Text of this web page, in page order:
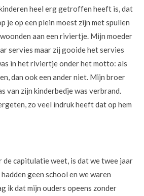
heel erg getroffen heeft is, dat
je op een plein moest zijn met spullen
aan een riviertje. Mijn moeder
servies maar zij gooide het servies
in het riviertje onder het motto: als
dan ook een ander niet. Mijn broer
van zijn kinderbedje was verbrand.
zo veel indruk heeft dat op hem
de capitulatie weet, is dat we twee jaar
geen school en we waren
ik dat mijn ouders opeens zonder